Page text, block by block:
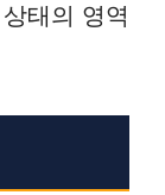
태의 영역